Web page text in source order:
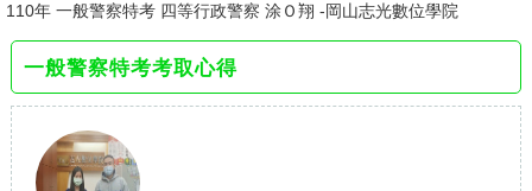
110年 一般警察特考 四等行政警察 涂Ｏ翔 -岡山志光數位學院
一般警察特考考取心得